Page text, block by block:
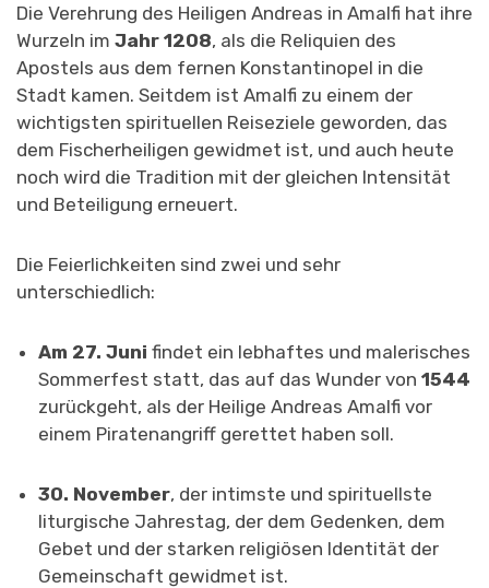
Die Verehrung des Heiligen Andreas in Amalfi hat ihre
Wurzeln im Jahr 1208, als die Reliquien des
Apostels aus dem fernen Konstantinopel in die
Stadt kamen. Seitdem ist Amalfi zu einem der
wichtigsten spirituellen Reiseziele geworden, das
dem Fischerheiligen gewidmet ist, und auch heute
noch wird die Tradition mit der gleichen Intensität
und Beteiligung erneuert.
Die Feierlichkeiten sind zwei und sehr
unterschiedlich:
Am 27. Juni findet ein lebhaftes und malerisches
Sommerfest statt, das auf das Wunder von 1544
zurückgeht, als der Heilige Andreas Amalfi vor
einem Piratenangriff gerettet haben soll.
30. November, der intimste und spirituellste
liturgische Jahrestag, der dem Gedenken, dem
Gebet und der starken religiösen Identität der
Gemeinschaft gewidmet ist.